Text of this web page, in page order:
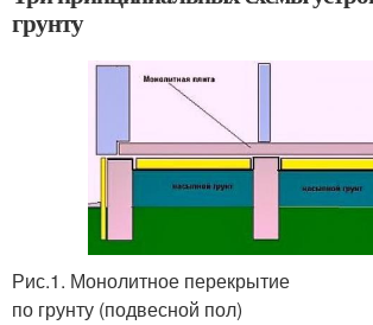
грунту
Рис.1. Монолитное перекрытие
по грунту (подвесной пол)